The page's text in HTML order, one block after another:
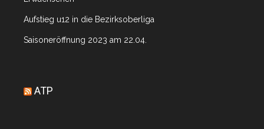
Aufstieg u12 in die Bezirksoberliga
Saisoneröffnung 2023 am 22.04.
ATP